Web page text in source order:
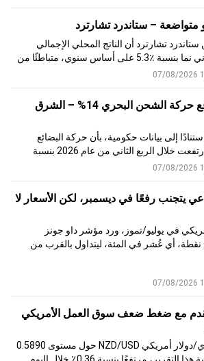
متواضعة – ستاندرد تشارترد
ستاندرد تشارترد أن الناتج المحلي الإجمالي
الإندونيسي في الربع الثاني نما بنسبة ٪5.3 على أساس سنوي، متباطئًا من
وتدفع بيانات النصف الأول الأقوى من المتوقع
مصر: حرب إيران ترفع حركة الشحن البحري 14% – الشرق
إلى بيانات حكومية، بأن حركة البضائع
المنقولة بحرًا في مصر ارتفعت خلال الربع الثاني من عام 2026 بنسبة
شركات الشحن إلى ال
يتجنب رفعًا في ديسمبر، لكن الأسعار لا
في يوليو/تموز، ورد مؤشر داو جونز
الصناعي بارتفاع بنحو 65 نقطة، أي عُشر في المئة، ليتداول بالقرب من
يتقدم مع ضغط ضعف سوق العمل الأمريكي
يتداول زوج دولار نيوزلندي/دولار أمريكي NZD/USD حول مستوى 0.5890